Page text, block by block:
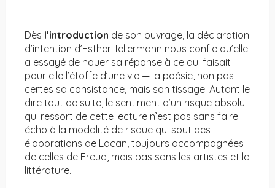
Dès l’introduction de son ouvrage, la déclaration
d’intention d’Esther Tellermann nous confie qu’elle
a essayé de nouer sa réponse à ce qui faisait
pour elle l’étoffe d’une vie — la poésie, non pas
certes sa consistance, mais son tissage. Autant le
dire tout de suite, le sentiment d’un risque absolu
qui ressort de cette lecture n’est pas sans faire
écho à la modalité de risque qui sout des
élaborations de Lacan, toujours accompagnées
de celles de Freud, mais pas sans les artistes et la
littérature.